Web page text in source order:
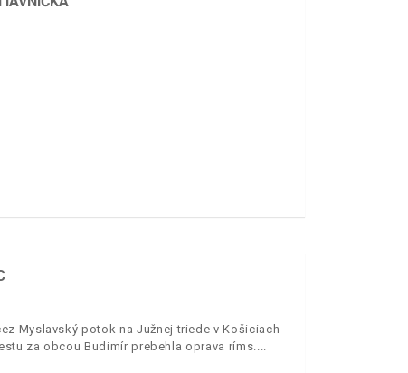
Myslavský potok na Južnej triede v Košiciach
za obcou Budimír prebehla oprava ríms.